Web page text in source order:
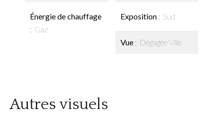
Énergie de chauffage
Gaz
Exposition Sud
Vue Dégagée Ville
Autres visuels